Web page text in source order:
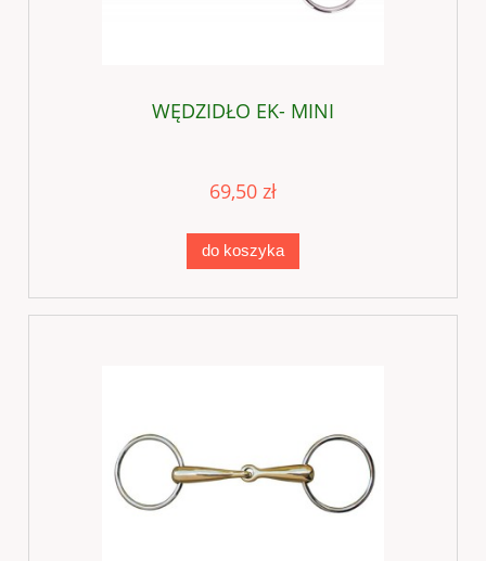
WĘDZIDŁO EK- MINI
69,50 zł
do koszyka